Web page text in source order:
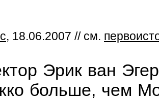
, 18.06.2007 // см.
Эрик ван
больше, чем